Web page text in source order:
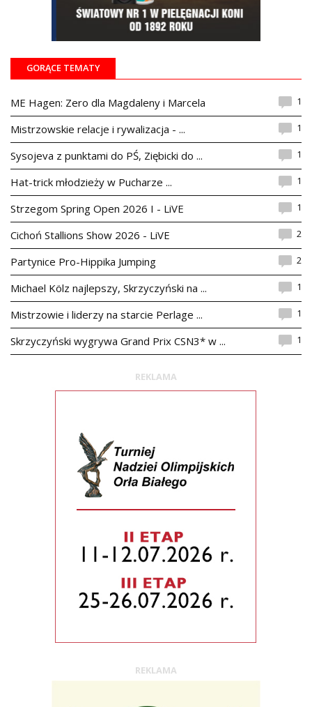
GORĄCE TEMATY
ME Hagen: Zero dla Magdaleny i Marcela 1
Mistrzowskie relacje i rywalizacja - ... 1
Sysojeva z punktami do PŚ, Ziębicki do ... 1
Hat-trick młodzieży w Pucharze ... 1
Strzegom Spring Open 2026 I - LiVE 1
Cichoń Stallions Show 2026 - LiVE 2
Partynice Pro-Hippika Jumping 2
Michael Kölz najlepszy, Skrzyczyński na ... 1
Mistrzowie i liderzy na starcie Perlage ... 1
Skrzyczyński wygrywa Grand Prix CSN3* w ... 1
REKLAMA
REKLAMA